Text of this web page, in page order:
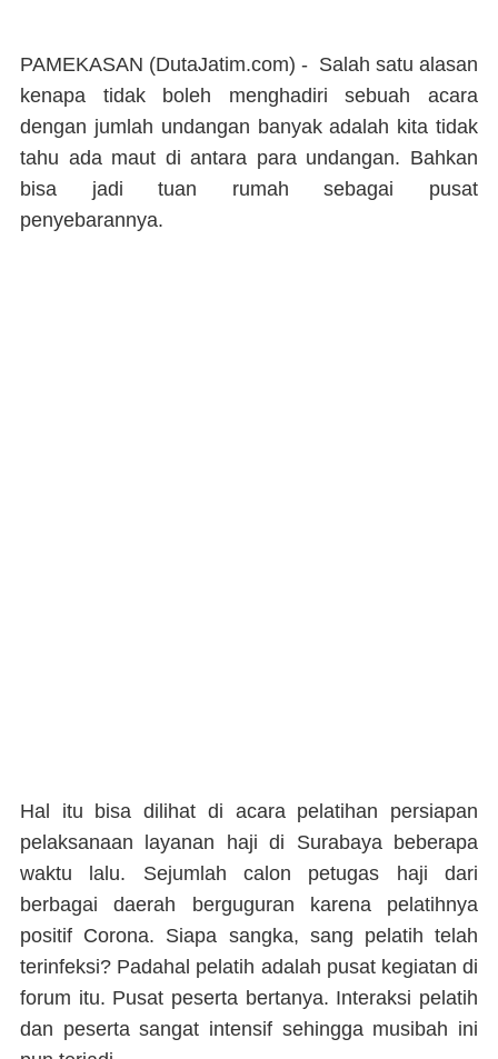
PAMEKASAN (DutaJatim.com) - Salah satu alasan
kenapa tidak boleh menghadiri sebuah acara
dengan jumlah undangan banyak adalah kita tidak
tahu ada maut di antara para undangan. Bahkan
bisa jadi tuan rumah sebagai pusat
penyebarannya.
Hal itu bisa dilihat di acara pelatihan persiapan
pelaksanaan layanan haji di Surabaya beberapa
waktu lalu. Sejumlah calon petugas haji dari
berbagai daerah berguguran karena pelatihnya
positif Corona. Siapa sangka, sang pelatih telah
terinfeksi? Padahal pelatih adalah pusat kegiatan di
forum itu. Pusat peserta bertanya. Interaksi pelatih
dan peserta sangat intensif sehingga musibah ini